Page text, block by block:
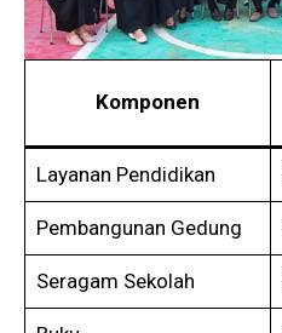
Komponen
Layanan Pendidikan
Pembangunan Gedung
Seragam Sekolah